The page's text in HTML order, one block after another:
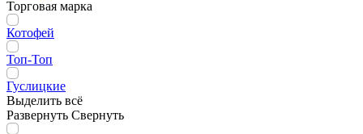
Торговая марка
Котофей
Топ-Топ
Гуслицкие
Выделить всё
Развернуть Свернуть